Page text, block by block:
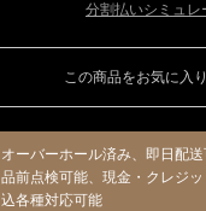
分割払いシミュレ
この商品をお気に入
オーバーホール済み、即日配
品前点検可能、現金・クレジ
込各種対応可能